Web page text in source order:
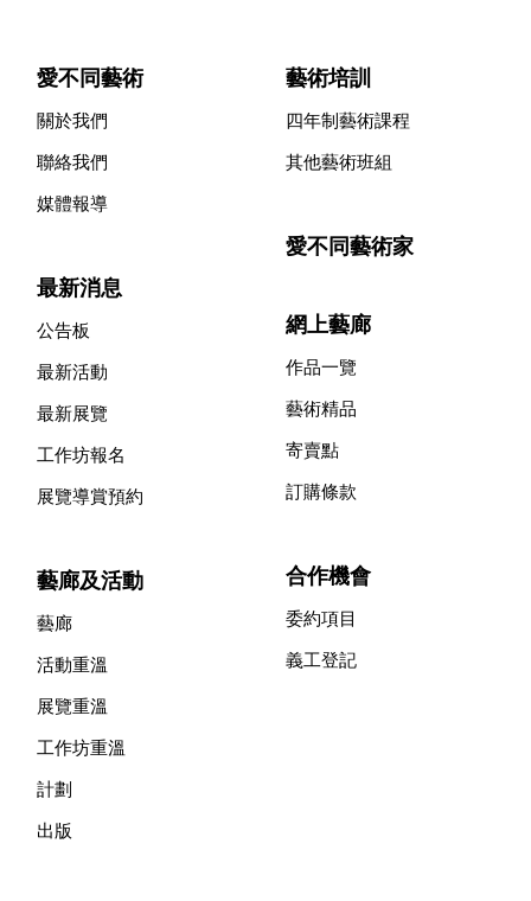
愛不同藝術
關於我們
聯絡我們
媒體報導
最新消息
公告板
最新活動
最新展覽
工作坊報名
展覽導賞預約
藝廊及活動
藝廊
活動重溫
展覽重溫
工作坊重溫
計劃
出版
藝術培訓
四年制藝術課程
其他藝術班組
愛不同藝術家
網上藝廊
作品一覽
藝術精品
寄賣點
訂購條款
合作機會
委約項目
義工登記